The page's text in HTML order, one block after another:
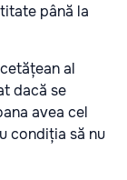
până la
al
dacă se
avea cel
condiția să nu